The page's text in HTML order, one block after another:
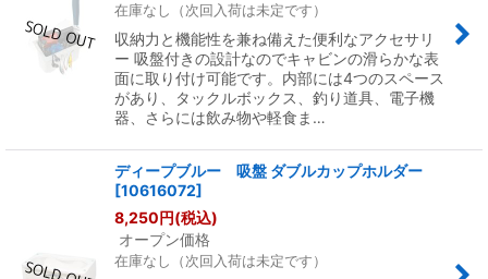
在庫なし（次回入荷は未定です）
収納力と機能性を兼ね備えた便利なアクセサリ
ー 吸盤付きの設計なのでキャビンの滑らかな表
面に取り付け可能です。内部には4つのスペース
があり、タックルボックス、釣り道具、電子機
器、さらには飲み物や軽食ま…
ディープブルー 吸盤 ダブルカップホルダー
[10616072]
8,250円(税込)
オープン価格
在庫なし（次回入荷は未定です）